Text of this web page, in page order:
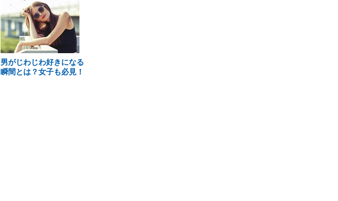
男がじわじわ好きになる
瞬間とは？女子も必見！